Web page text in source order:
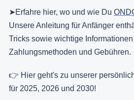
➤Erfahre hier, wo und wie Du
Unsere Anleitung für Anfänger
Tricks sowie wichtige Informationen
Zahlungsmethoden und Gebühren.
👉 Hier geht's zu unserer
für 2025, 2026 und 2030!